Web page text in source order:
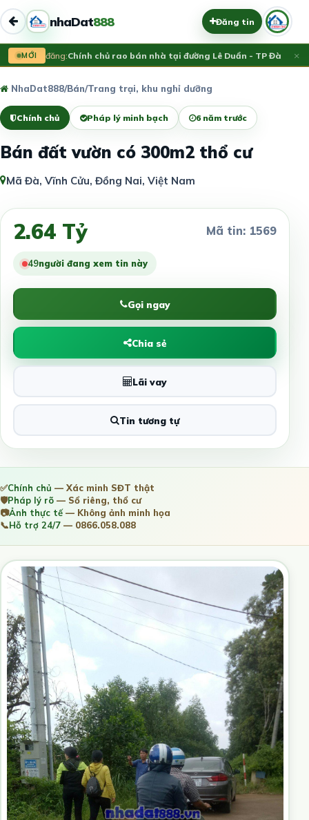
nhaDat888 Đăng tin
MỚI
Vừa đăng:Chính chủ rao bán nhà tại đường Lê Duẩn - TP Đà Nẵng;
×
NhaDat888/Bán/Trang trại, khu nghỉ dưỡng
Chính chủ Pháp lý minh bạch 6 năm trước
Bán đất vườn có 300m2 thổ cư
Mã Đà, Vĩnh Cửu, Đồng Nai, Việt Nam
2.64 Tỷ Mã tin: 1569
49người đang xem tin này
Gọi ngay
Chia sẻ
Lãi vay
Tin tương tự
✅Chính chủ — Xác minh SĐT thật
🛡️Pháp lý rõ — Sổ riêng, thổ cư
📷Ảnh thực tế— Không ảnh minh họa
📞Hỗ trợ 24/7 — 0866.058.088